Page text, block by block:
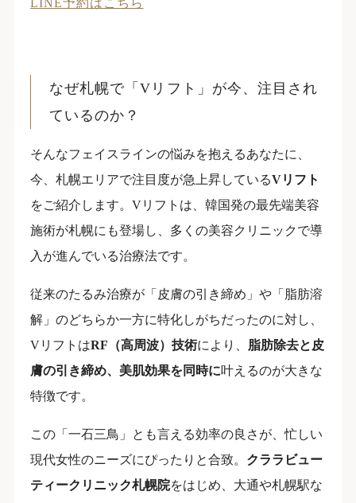
LINE予約はこちら
なぜ札幌で「Vリフト」が今、注目され
ているのか？
そんなフェイスラインの悩みを抱えるあなたに、
今、札幌エリアで注目度が急上昇しているVリフト
をご紹介します。Vリフトは、韓国発の最先端美容
施術が札幌にも登場し、多くの美容クリニックで導
入が進んでいる治療法です。
従来のたるみ治療が「皮膚の引き締め」や「脂肪溶
解」のどちらか一方に特化しがちだったのに対し、
VリフトはRF（高周波）技術により、 脂肪除去と皮
膚の引き締め、美肌効果を同時に叶えるのが大きな
特徴です。
この「一石三鳥」とも言える効率の良さが、忙しい
現代女性のニーズにぴったりと合致。 クララビュー
ティークリニック札幌院をはじめ、大通や札幌駅な